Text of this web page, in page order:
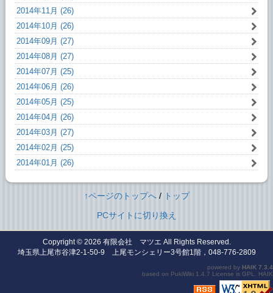
2014年11月 (26)
2014年10月 (26)
2014年09月 (27)
2014年08月 (27)
2014年07月 (25)
2014年06月 (26)
2014年05月 (25)
2014年04月 (26)
2014年03月 (27)
2014年02月 (25)
2014年01月 (26)
↑ページのトップへ/ トップ
PCサイトに切り換え
Copyright © 2026 有限会社 マツエ All Rights Reserved.
埼玉県上尾市谷津2-1-50-9 上尾モンシェリー3号館1階，048-776-2809
powered by HAIK 7.3.4
based on PukiWiki 1.4.7 License is GPL HAIK